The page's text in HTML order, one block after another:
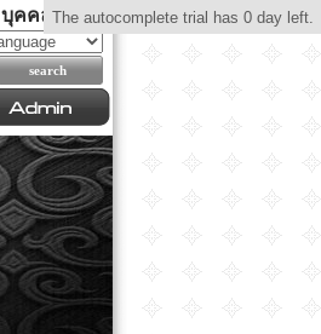
บุคคลทั่วไปThe autocomplete trial has 0 day left.